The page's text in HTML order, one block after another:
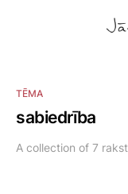
TĒMA
sabiedrība
A collection of 7